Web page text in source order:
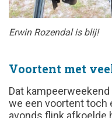
Erwin Rozendal is blij!
Voortent met
Dat
we een voortent toch